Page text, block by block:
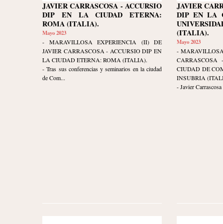
JAVIER CARRASCOSA - ACCURSIO
DIP EN LA CIUDAD ETERNA:
ROMA (ITALIA).
Mayo 2023
- MARAVILLOSA EXPERIENCIA (II) DE
JAVIER CARRASCOSA - ACCURSIO DIP EN
LA CIUDAD ETERNA: ROMA (ITALIA).
- Tras sus conferencias y seminarios en la ciudad
de Com...
JAVIER
DIP EN LA
(ITALIA).
Mayo 2023
-
CIUDAD DE
INSUBRIA
- Javier